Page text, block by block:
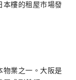
本樓的租屋市場發
物業之一。大阪是